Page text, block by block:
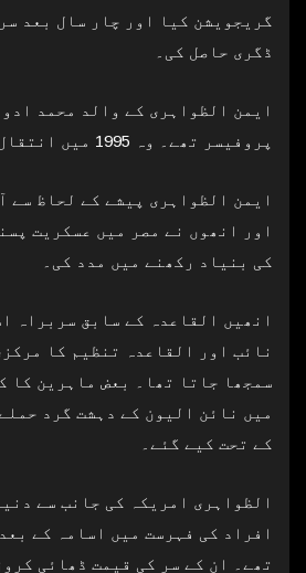
گریجویشن کیا اور چار سال بعد
ڈگری حاصل کی۔
ایمن الظواہری کے والد محمد
پروفیسر تھے۔ وہ 1995 میں انتقال کر گئے۔
ایمن الظواہری پیشے کے لحاظ سے
اور انھوں نے مصر میں عسکریت
کی بنیاد رکھنے میں مدد کی۔
انھیں القاعدہ کے سابق سربراہ
نائب اور القاعدہ تنظیم کا
سمجھا جاتا تھا۔ بعض ماہرین کا
میں نائن الیون کے دہشت گرد
کے تحت کیے گئے۔
الظواہری امریکہ کی جانب سے
افراد کی فہرست میں اسامہ کے
تھے۔ ان کے سر کی قیمت ڈھائی